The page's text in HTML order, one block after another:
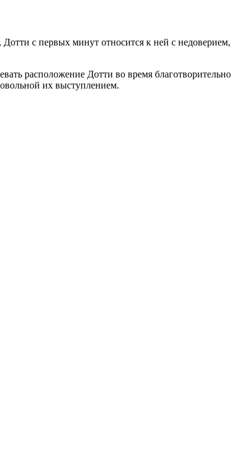
с первых минут относится к ней с
расположение Дотти во время
их выступлением.